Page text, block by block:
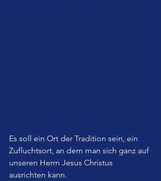
Es soll ein Ort der Tradition sein, ein
Zufluchtsort, an dem man sich ganz auf
unseren Herrn Jesus Christus
ausrichten kann.